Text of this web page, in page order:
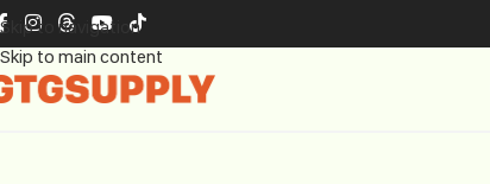
Skip to navigation
Skip to main content